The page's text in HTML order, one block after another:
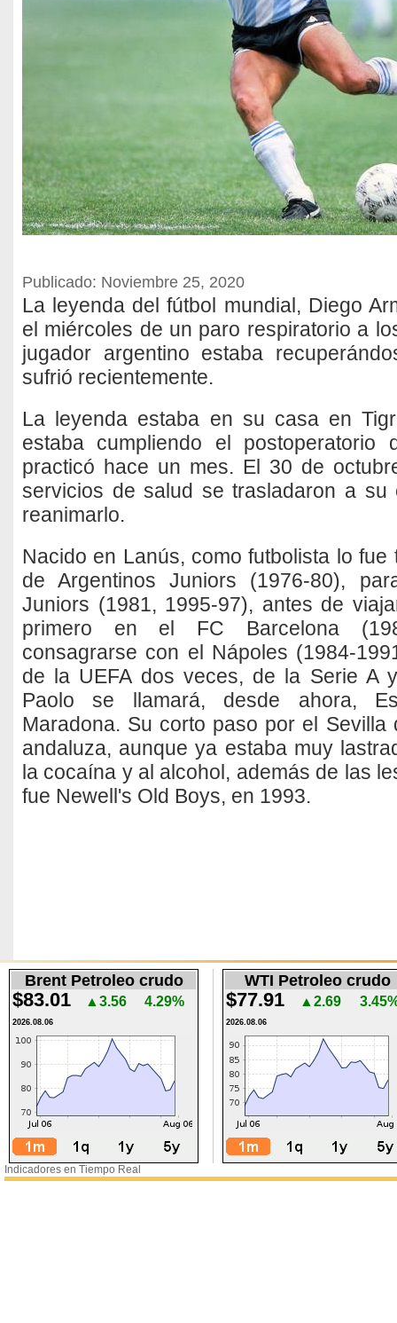
Publicado: Noviembre 25, 2020
La leyenda del fútbol mundial, Diego
el miércoles de un paro respiratorio a
jugador argentino estaba
sufrió recientemente.
La leyenda estaba en su casa en
estaba cumpliendo el
practicó hace un mes. El 30 de
servicios de salud se trasladaron a su
reanimarlo.
Nacido en Lanús, como futbolista lo
de Argentinos Juniors (1976-80),
Juniors (1981, 1995-97), antes de
primero en el FC Barcelona
consagrarse con el Nápoles (1984-
de la UEFA dos veces, de la Serie A
Paolo se llamará, desde ahora,
Maradona. Su corto paso por el
andaluza, aunque ya estaba muy
la cocaína y al alcohol, además de las
fue Newell's Old Boys, en 1993.
Brent Petroleo crudo
$83.01 ▲3.56 4.29%
2026.08.06
WTI Petroleo crudo
$77.91 ▲2.69
2026.08.06
Indicadores en Tiempo Real